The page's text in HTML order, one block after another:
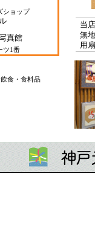
飲食・食料品
当
無
用